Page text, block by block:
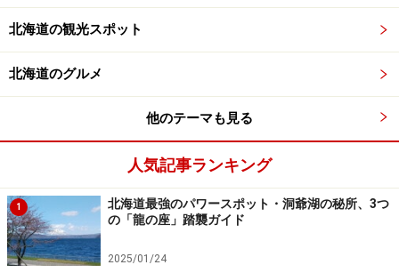
北海道の観光スポット
北海道のグルメ
他のテーマも見る
人気記事ランキング
1
北海道最強のパワースポット・洞爺湖の秘所、3つ
の「龍の座」踏襲ガイド
2025/01/24